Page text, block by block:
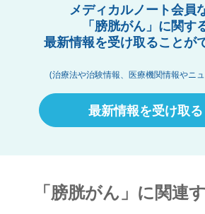
メディカルノート会員
「膀胱がん」に関す
最新情報を受け取ることが
(治療法や治験情報、医療機関情報やニ
最新情報を受け取る
「膀胱がん」に関連